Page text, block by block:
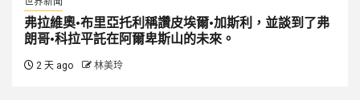
弗拉維奧·布里亞托利稱讚皮埃爾·加斯利，並談到了弗
朗哥·科拉平託在阿爾卑斯山的未來。
2 天 ago 林美玲